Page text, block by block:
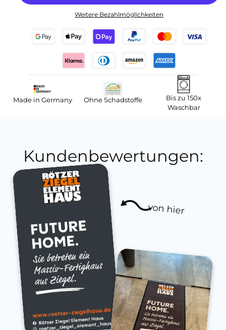
Weitere Bezahlmöglichkeiten
Made in Germany Ohne Schadstoffe
Bis zu 150x
Waschbar
Kundenbewertungen:
von hier